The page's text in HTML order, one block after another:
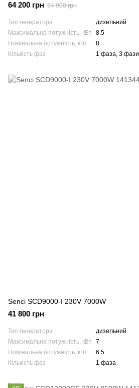
64 200 грн 64 900 грн
Тип генератора
дизельний
Максимальна потужність, кВт
8.5
Номінальна потужність, кВт
8
Кількість фаз
1 фаза, 3 фази
Senci SCD9000-I 230V 7000W
41 800 грн
Тип генератора
дизельний
Максимальна потужність, кВт
7
Номінальна потужність, кВт
6.5
Кількість фаз
1 фаза